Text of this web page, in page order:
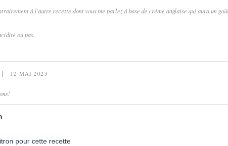
à l'autre recette dont vous me parlez à base de crème anglaise qui aura un
ou pas.
12 MAI 2023
pour cette recette